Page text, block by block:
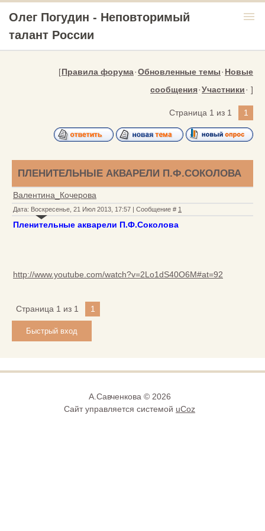
Олег Погудин - Неповторимый
талант России
menu
[Правила форума·Обновленные темы·Новые
сообщения·Участники· ]
Страница 1 из 1 1
ПЛЕНИТЕЛЬНЫЕ АКВАРЕЛИ П.Ф.СОКОЛОВА
Валентина_Кочерова
Дата: Воскресенье, 21 Июл 2013, 17:57 | Сообщение # 1
Пленительные акварели П.Ф.Соколова
http://www.youtube.com/watch?v=2Lo1dS40O6M#at=92
Страница 1 из 1 1
А.Савченкова © 2026
Сайт управляется системой uCoz